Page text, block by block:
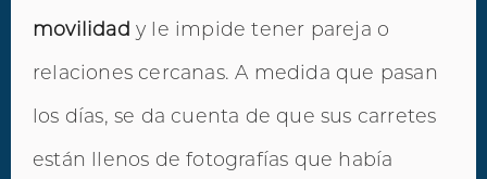
movilidad y le impide tener pareja o
relaciones cercanas. A medida que pasan
los días, se da cuenta de que sus carretes
están llenos de fotografías que había